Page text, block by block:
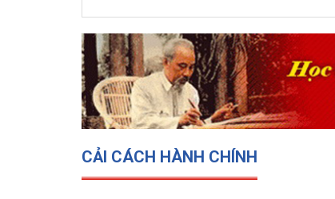
CẢI CÁCH HÀNH CHÍNH